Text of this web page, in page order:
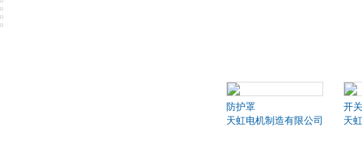
防护罩
天虹电机制造有限公司
开关
天